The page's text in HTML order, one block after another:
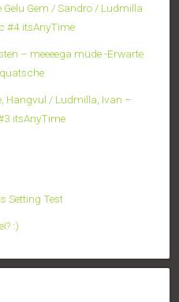
Gelu Gem / Sandro / Ludmilla
#4 itsAnyTime
– meeeega müde -Erwarte
Hangvul / Ludmilla, Ivan –
itsAnyTime
Setting Test
:)